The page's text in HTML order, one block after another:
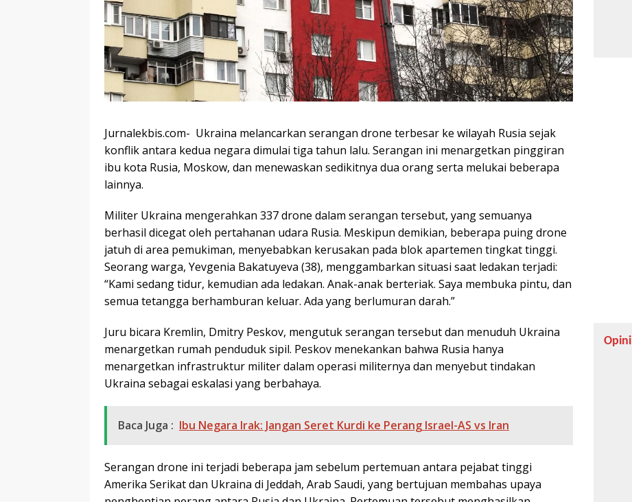
Jurnalekbis.com- Ukraina melancarkan serangan drone terbesar ke wilayah Rusia sejak
konflik antara kedua negara dimulai tiga tahun lalu. Serangan ini menargetkan pinggiran
ibu kota Rusia, Moskow, dan menewaskan sedikitnya dua orang serta melukai beberapa
lainnya.
Militer Ukraina mengerahkan 337 drone dalam serangan tersebut, yang semuanya
berhasil dicegat oleh pertahanan udara Rusia. Meskipun demikian, beberapa puing drone
jatuh di area pemukiman, menyebabkan kerusakan pada blok apartemen tingkat tinggi.
Seorang warga, Yevgenia Bakatuyeva (38), menggambarkan situasi saat ledakan terjadi:
“Kami sedang tidur, kemudian ada ledakan. Anak-anak berteriak. Saya membuka pintu, dan
semua tetangga berhamburan keluar. Ada yang berlumuran darah.”
Juru bicara Kremlin, Dmitry Peskov, mengutuk serangan tersebut dan menuduh Ukraina
menargetkan rumah penduduk sipil. Peskov menekankan bahwa Rusia hanya
menargetkan infrastruktur militer dalam operasi militernya dan menyebut tindakan
Ukraina sebagai eskalasi yang berbahaya.
Baca Juga : Ibu Negara Irak: Jangan Seret Kurdi ke Perang Israel-AS vs Iran
Serangan drone ini terjadi beberapa jam sebelum pertemuan antara pejabat tinggi
Amerika Serikat dan Ukraina di Jeddah, Arab Saudi, yang bertujuan membahas upaya
Opini